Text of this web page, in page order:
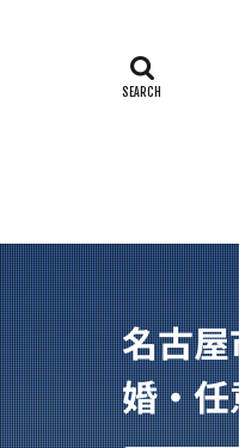
名古
婚・